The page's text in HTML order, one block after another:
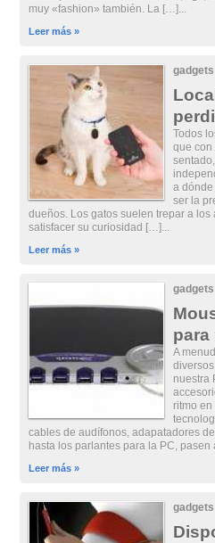
muy «fashion» también. La […]...
Leer más »
gadgets
Todos
que
a
ser la
dueños. Los gatos suelen trepar a
satisfacer su curiosidad […]...
Leer más »
gadgets
para
A
nuestra
ritmo
cables de audífonos, adapatadores
hasta los parlantes para la PC,
Leer más »
gadgets